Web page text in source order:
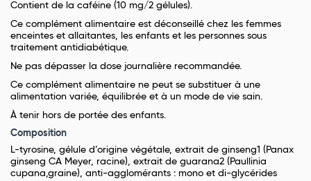
Contient de la caféine (10 mg/2 gélules).
Ce complément alimentaire est déconseillé chez les femmes
enceintes et allaitantes, les enfants et les personnes sous
traitement antidiabétique.
Ne pas dépasser la dose journalière recommandée.
Ce complément alimentaire ne peut se substituer à une
alimentation variée, équilibrée et à un mode de vie sain.
À tenir hors de portée des enfants.
Composition
L-tyrosine, gélule d’origine végétale, extrait de ginseng1 (Panax
ginseng CA Meyer, racine), extrait de guarana2 (Paullinia
cupana,graine), anti-agglomérants : mono et di-glycérides